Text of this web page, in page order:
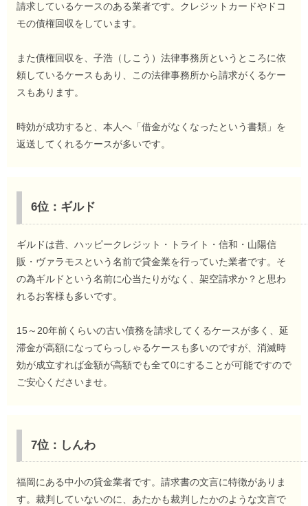
請求しているケースのある業者です。クレジットカードやドコ
モの債権回収をしています。
また債権回収を、子浩（しこう）法律事務所というところに依
頼しているケースもあり、この法律事務所から請求がくるケー
スもあります。
時効が成功すると、本人へ「借金がなくなったという書類」を
返送してくれるケースが多いです。
6位：ギルド
ギルドは昔、ハッピークレジット・トライト・信和・山陽信
販・ヴァラモスという名前で貸金業を行っていた業者です。そ
の為ギルドという名前に心当たりがなく、架空請求か？と思わ
れるお客様も多いです。
15～20年前くらいの古い債務を請求してくるケースが多く、延
滞金が高額になってらっしゃるケースも多いのですが、消滅時
効が成立すれば金額が高額でも全て0にすることが可能ですので
ご安心くださいませ。
7位：しんわ
福岡にある中小の貸金業者です。請求書の文言に特徴がありま
す。裁判していないのに、あたかも裁判したかのような文言で